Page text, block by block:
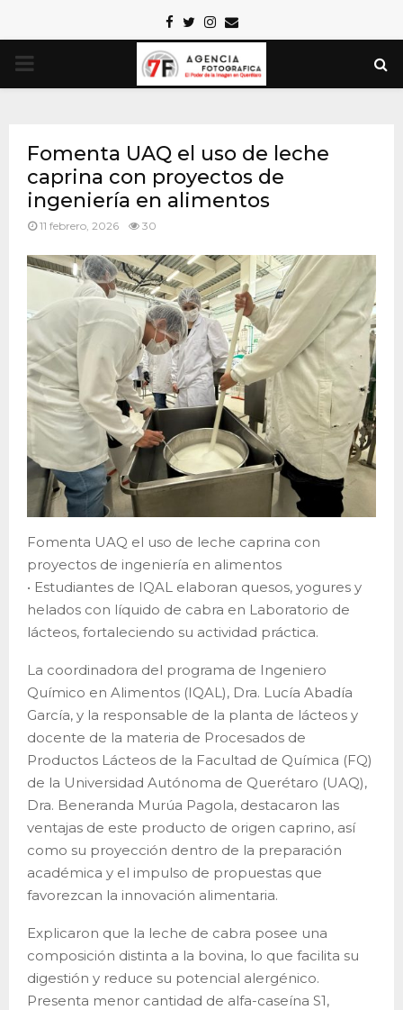
Facebook
TwitterInstagram
Email
PRIMARY
Fomenta UAQ el uso de leche
caprina con proyectos de
ingeniería en alimentos
11 febrero, 2026 30
Fomenta UAQ el uso de leche caprina con
proyectos de ingeniería en alimentos
• Estudiantes de IQAL elaboran quesos, yogures y
helados con líquido de cabra en Laboratorio de
lácteos, fortaleciendo su actividad práctica.
La coordinadora del programa de Ingeniero
Químico en Alimentos (IQAL), Dra. Lucía Abadía
García, y la responsable de la planta de lácteos y
docente de la materia de Procesados de
Productos Lácteos de la Facultad de Química (FQ)
de la Universidad Autónoma de Querétaro (UAQ),
Dra. Beneranda Murúa Pagola, destacaron las
ventajas de este producto de origen caprino, así
como su proyección dentro de la preparación
académica y el impulso de propuestas que
favorezcan la innovación alimentaria.
Explicaron que la leche de cabra posee una
composición distinta a la bovina, lo que facilita su
digestión y reduce su potencial alergénico.
Presenta menor cantidad de alfa-caseína S1,